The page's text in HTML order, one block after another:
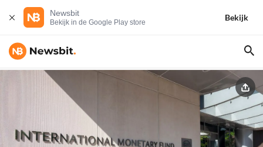
Newsbit
Bekijk in de Google Play store
Bekijk